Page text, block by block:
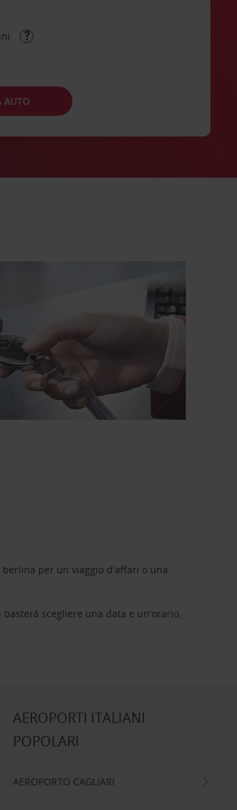
AUTO
per un viaggio d'affari o una
basterà scegliere una data e un'orario,
AEROPORTI ITALIANI
POPOLARI
AEROPORTO CAGLIARI